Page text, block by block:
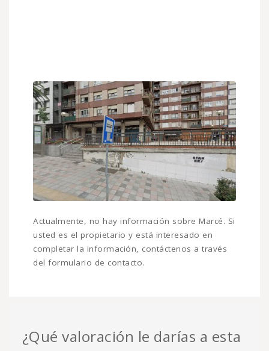
Actualmente, no hay información sobre Marcé. Si
usted es el propietario y está interesado en
completar la información, contáctenos a través
del formulario de contacto.
¿Qué valoración le darías a esta